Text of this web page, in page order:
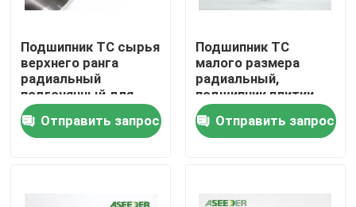
Дом
Подшипник TC сырья
верхнего ранга
радиальный
подгонянный для
забойного мотора
Отправить запрос
Подшипник TC
малого размера
радиальный,
подшипник плитки
карбида вольфрама
увеличил жизнь
подшипника
Отправить запрос